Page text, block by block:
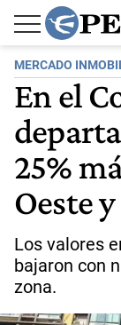
MERCADO
En el
25%
Oeste
Los valores
bajaron con
zona.